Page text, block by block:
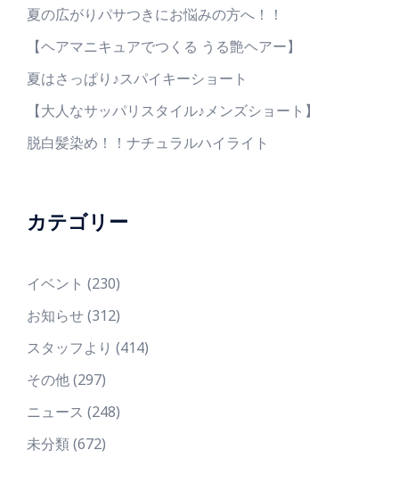
夏の広がりパサつきにお悩みの方へ！！
【ヘアマニキュアでつくる うる艶ヘアー】
夏はさっぱり♪スパイキーショート
【大人なサッパリスタイル♪メンズショート】
脱白髪染め！！ナチュラルハイライト
カテゴリー
イベント (230)
お知らせ(312)
スタッフより (414)
その他(297)
ニュース (248)
未分類(672)